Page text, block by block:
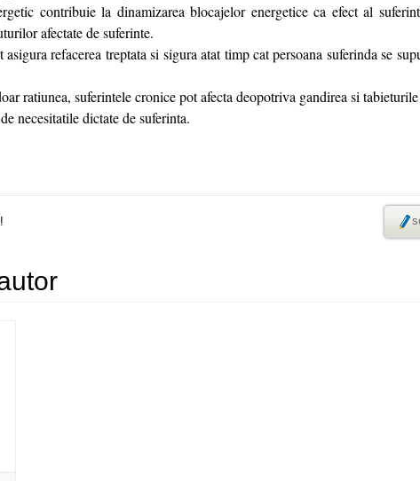
la dinamizarea blocajelor energetice ca efect al
afectate de suferinte.
refacerea treptata si sigura atat timp cat persoana suferinda se
ratiunea, suferintele cronice pot afecta deopotriva gandirea si
necesitatile dictate de suferinta.